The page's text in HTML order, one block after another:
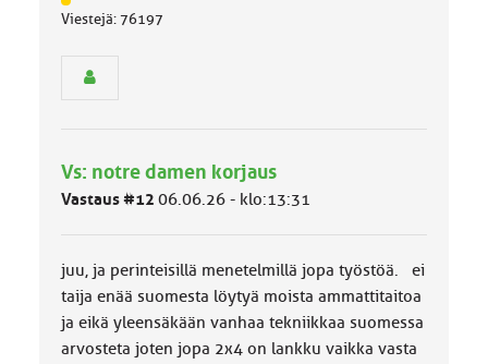
J
ä
m
ä
k
k
a
:
Viestejä: 76197
Vs: notre damen korjaus
Vastaus #12 06.06.26 - klo:13:31
juu, ja perinteisillä menetelmillä jopa työstöä. ei
taija enää suomesta löytyä moista ammattitaitoa
ja eikä yleensäkään vanhaa tekniikkaa suomessa
arvosteta joten jopa 2x4 on lankku vaikka vasta